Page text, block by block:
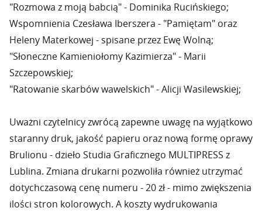
"Rozmowa z moją babcią" - Dominika Rucińskiego;
Wspomnienia Czesława Iberszera - "Pamiętam" oraz
Heleny Materkowej - spisane przez Ewę Wolną;
"Słoneczne Kamieniołomy Kazimierza" - Marii
Szczepowskiej;
"Ratowanie skarbów wawelskich" - Alicji Wasilewskiej;
Uważni czytelnicy zwrócą zapewne uwagę na wyjątkowo
staranny druk, jakość papieru oraz nową formę oprawy
Brulionu - dzieło Studia Graficznego MULTIPRESS z
Lublina. Zmiana drukarni pozwoliła również utrzymać
dotychczasową cenę numeru - 20 zł - mimo zwiększenia
ilości stron kolorowych. A koszty wydrukowania